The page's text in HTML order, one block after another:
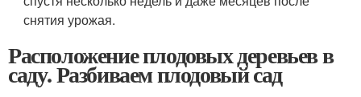
снятия урожая.
Расположение плодовых деревьев в
саду. Разбиваем плодовый сад